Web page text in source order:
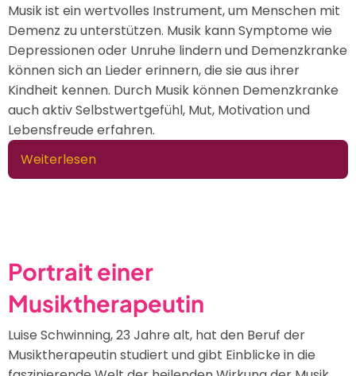
Musik ist ein wertvolles Instrument, um Menschen mit
Demenz zu unterstützen. Musik kann Symptome wie
Depressionen oder Unruhe lindern und Demenzkranke
können sich an Lieder erinnern, die sie aus ihrer
Kindheit kennen. Durch Musik können Demenzkranke
auch aktiv Selbstwertgefühl, Mut, Motivation und
Lebensfreude erfahren.
Weiterlesen
Musiktherapie
Wie
kann
Musik
helfen?
Portrait einer
Musiktherapeutin
Luise Schwinning, 23 Jahre alt, hat den Beruf der
Musiktherapeutin studiert und gibt Einblicke in die